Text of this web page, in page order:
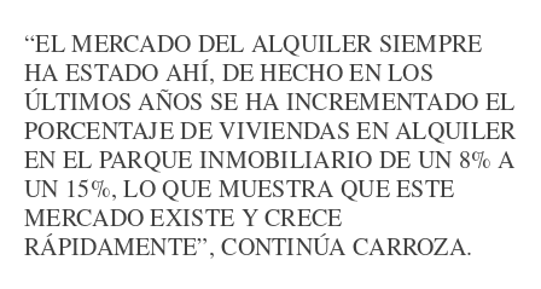
“EL MERCADO DEL ALQUILER SIEMPRE
HA ESTADO AHÍ, DE HECHO EN LOS
ÚLTIMOS AÑOS SE HA INCREMENTADO EL
PORCENTAJE DE VIVIENDAS EN ALQUILER
EN EL PARQUE INMOBILIARIO DE UN 8% A
UN 15%, LO QUE MUESTRA QUE ESTE
MERCADO EXISTE Y CRECE
RÁPIDAMENTE”, CONTINÚA CARROZA.